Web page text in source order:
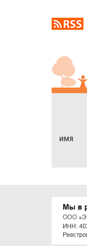
ИМЯ